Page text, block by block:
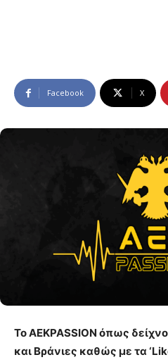
Facebook X
Το ΑΕΚPASSION όπως
και Βράνιες καθώς με τα